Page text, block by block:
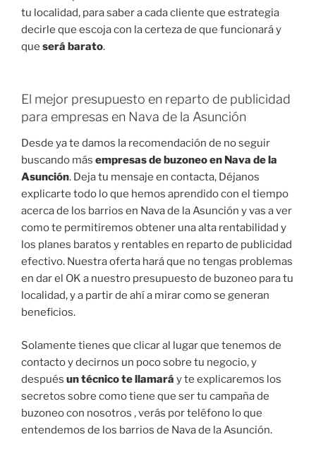
tu localidad, para saber a cada cliente que estrategia
decirle que escoja con la certeza de que funcionará y
que será barato.
El mejor presupuesto en reparto de publicidad
para empresas en Nava de la Asunción
Desde ya te damos la recomendación de no seguir
buscando más empresas de buzoneo en Nava de la
Asunción. Deja tu mensaje en contacta, Déjanos
explicarte todo lo que hemos aprendido con el tiempo
acerca de los barrios en Nava de la Asunción y vas a ver
como te permitiremos obtener una alta rentabilidad y
los planes baratos y rentables en reparto de publicidad
efectivo. Nuestra oferta hará que no tengas problemas
en dar el OK a nuestro presupuesto de buzoneo para tu
localidad, y a partir de ahí a mirar como se generan
beneficios.
Solamente tienes que clicar al lugar que tenemos de
contacto y decirnos un poco sobre tu negocio, y
después un técnico te llamará y te explicaremos los
secretos sobre como tiene que ser tu campaña de
buzoneo con nosotros , verás por teléfono lo que
entendemos de los barrios de Nava de la Asunción.